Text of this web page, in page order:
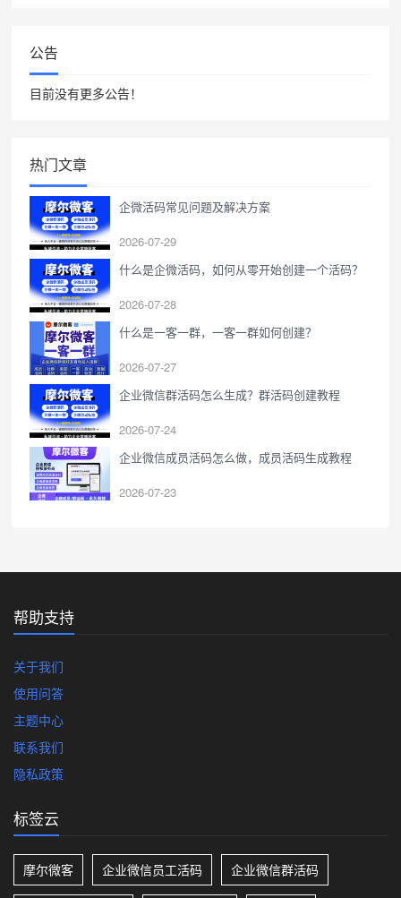
公告
目前没有更多公告！
热门文章
企微活码常见问题及解决方案
2026-07-29
什么是企微活码，如何从零开始创建一个活码？
2026-07-28
什么是一客一群，一客一群如何创建？
2026-07-27
企业微信群活码怎么生成？群活码创建教程
2026-07-24
企业微信成员活码怎么做，成员活码生成教程
2026-07-23
帮助支持
关于我们
使用问答
主题中心
联系我们
隐私政策
标签云
摩尔微客 企业微信员工活码 企业微信群活码